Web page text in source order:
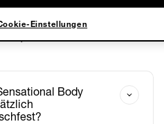
Body
Einstellungen